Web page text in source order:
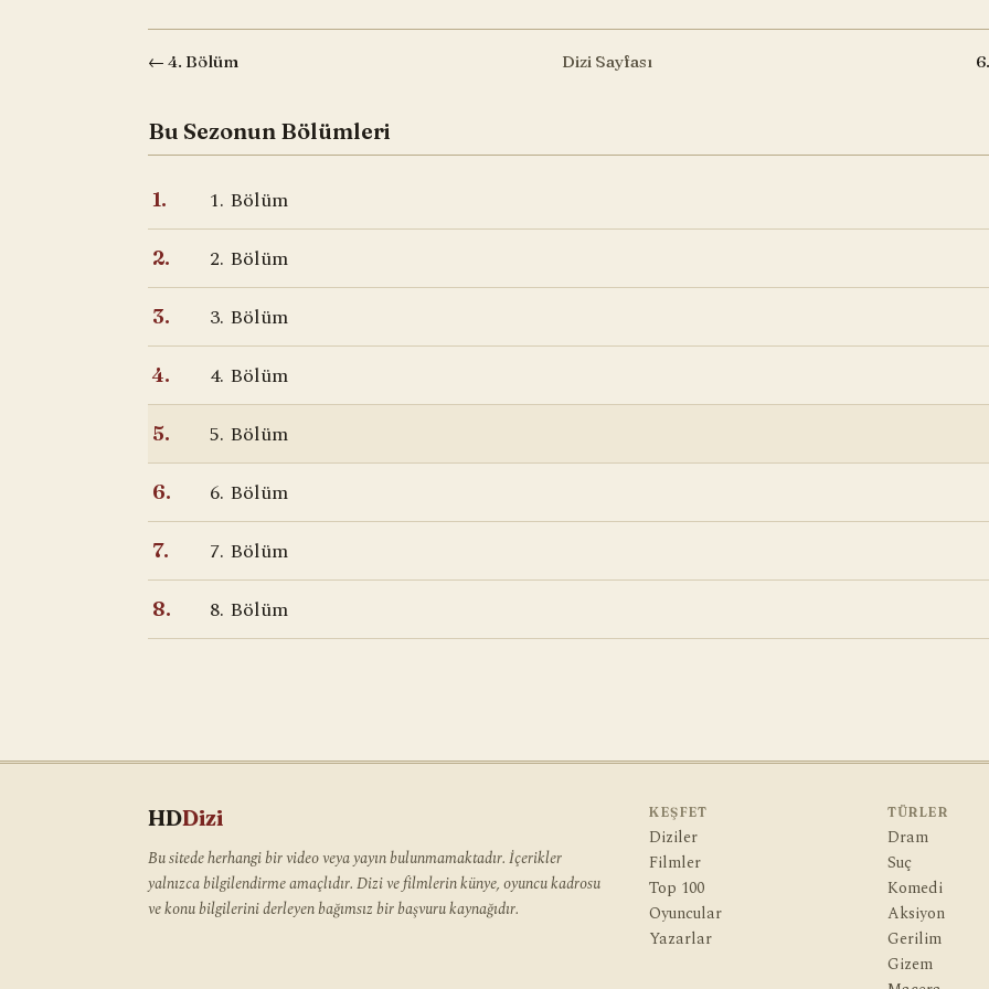
← 4. Bölüm Dizi Sayfası
Bu Sezonun Bölümleri
1. 1. Bölüm
2. 2. Bölüm
3. 3. Bölüm
4. 4. Bölüm
5. 5. Bölüm
6. 6. Bölüm
7. 7. Bölüm
8. 8. Bölüm
HDDizi
Bu sitede herhangi bir video veya yayın bulunmamaktadır. İçerikler
yalnızca bilgilendirme amaçlıdır. Dizi ve filmlerin künye, oyuncu kadrosu
ve konu bilgilerini derleyen bağımsız bir başvuru kaynağıdır.
KEŞFET
Diziler
Filmler
Top 100
Oyuncular
Yazarlar
TÜRLER
Dram
Suç
Komedi
Aksiyon
Gerilim
Gizem